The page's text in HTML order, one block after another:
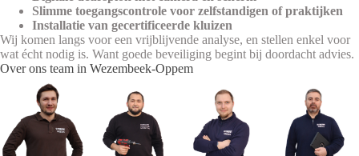
Slimme toegangscontrole voor zelfstandigen of praktijken
Installatie van gecertificeerde kluizen
Wij komen langs voor een vrijblijvende analyse, en stellen enkel voor
wat écht nodig is. Want goede beveiliging begint bij doordacht advies.
Over ons team in Wezembeek-Oppem